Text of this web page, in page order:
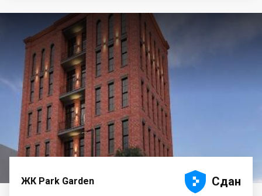
ЖК Park Garden 



 Сдан